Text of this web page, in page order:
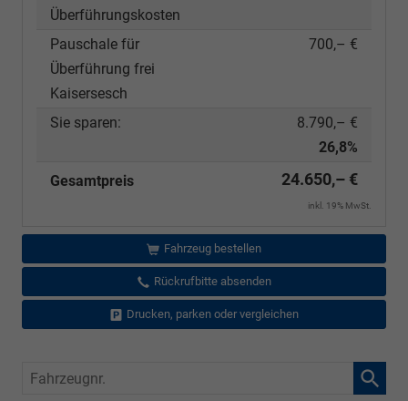
Überführungskosten
Pauschale für
Überführung frei
Kaisersesch
700,– €
Sie sparen:
8.790,– €
26,8%
Gesamtpreis
24.650,– €
inkl. 19% MwSt.
Fahrzeug bestellen
Rückrufbitte absenden
Drucken, parken oder vergleichen
Fahrzeugnr.